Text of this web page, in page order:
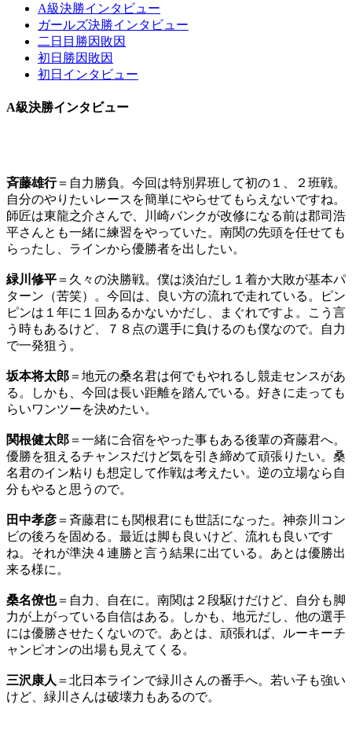
A級決勝インタビュー
ガールズ決勝インタビュー
二日目勝因敗因
初日勝因敗因
初日インタビュー
A級決勝インタビュー
斉藤雄行＝自力勝負。今回は特別昇班して初の１、２班戦。
自分のやりたいレースを簡単にやらせてもらえないですね。
師匠は東龍之介さんで、川崎バンクが改修になる前は郡司浩
平さんとも一緒に練習をやっていた。南関の先頭を任せても
らったし、ラインから優勝者を出したい。
緑川修平 ＝久々の決勝戦。僕は淡泊だし１着か大敗が基本パ
ターン（苦笑）。今回は、良い方の流れで走れている。ピン
ピンは１年に１回あるかないかだし、まぐれですよ。こう言
う時もあるけど、７８点の選手に負けるのも僕なので。自力
で一発狙う。
坂本将太郎 ＝地元の桑名君は何でもやれるし競走センスがあ
る。しかも、今回は長い距離を踏んでいる。好きに走っても
らいワンツーを決めたい。
関根健太郎 ＝一緒に合宿をやった事もある後輩の斉藤君へ。
優勝を狙えるチャンスだけど気を引き締めて頑張りたい。桑
名君のイン粘りも想定して作戦は考えたい。逆の立場なら自
分もやると思うので。
田中孝彦 ＝斉藤君にも関根君にも世話になった。神奈川コン
ビの後ろを固める。最近は脚も良いけど、流れも良いです
ね。それが準決４連勝と言う結果に出ている。あとは優勝出
来る様に。
桑名僚也＝自力、自在に。南関は２段駆けだけど、自分も脚
力が上がっている自信はある。しかも、地元だし、他の選手
には優勝させたくないので。あとは、頑張れば、ルーキーチ
ャンピオンの出場も見えてくる。
三沢康人 ＝北日本ラインで緑川さんの番手へ。若い子も強い
けど、緑川さんは破壊力もあるので。